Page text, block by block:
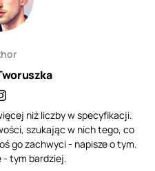
niż liczby w specyfikacji.
szukając w nich tego, co
go zachwyci - napisze o tym.
- tym bardziej.